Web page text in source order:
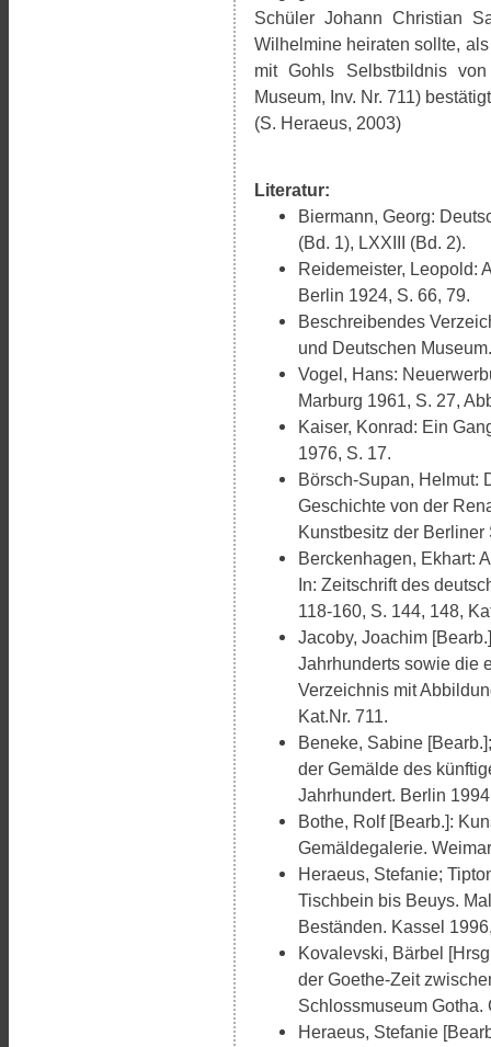
Schüler Johann Christian
Wilhelmine heiraten sollte,
mit Gohls Selbstbildnis
Museum, Inv. Nr. 711)
(S. Heraeus, 2003)
Literatur:
Biermann, Georg:
(Bd. 1), LXXIII (Bd. 2).
Reidemeister, Leopold:
Berlin 1924, S. 66, 79.
Beschreibendes
und Deutschen
Vogel, Hans:
Marburg 1961, S. 27,
Kaiser, Konrad: Ein
1976, S. 17.
Börsch-Supan, Helmut:
Geschichte von der
Kunstbesitz der
Berckenhagen, Ekhart:
In: Zeitschrift des
118-160, S. 144, 148,
Jacoby, Joachim
Jahrhunderts sowie die
Verzeichnis mit
Kat.Nr. 711.
Beneke, Sabine
der Gemälde des
Jahrhundert. Berlin
Bothe, Rolf [Bearb.]:
Gemäldegalerie.
Heraeus, Stefanie;
Tischbein bis Beuys.
Beständen. Kassel
Kovalevski, Bärbel
der Goethe-Zeit
Schlossmuseum Gotha.
Heraeus, Stefanie